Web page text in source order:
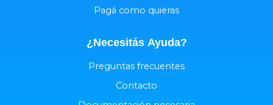
Pagá como quieras
¿Necesitás Ayuda?
Preguntas frecuentes
Contacto